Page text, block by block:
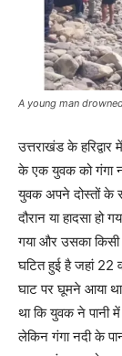
A young man
उत्तराखंड के
के एक युवक को गंगा
युवक अपने दोस्तों के
दौरान या हादसा हो
गया और उसका किसी
घटित हुई है जहां 22
घाट पर घूमने आया
था कि युवक ने पानी
लेकिन गंगा नदी के